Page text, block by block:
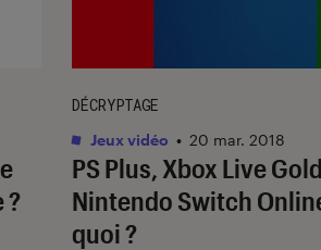
?
PS Plus, Xbox Live
Nintendo Switch
quoi ?
DÉCRYPTAGE
Jeux vidéo • 20 mar. 2018